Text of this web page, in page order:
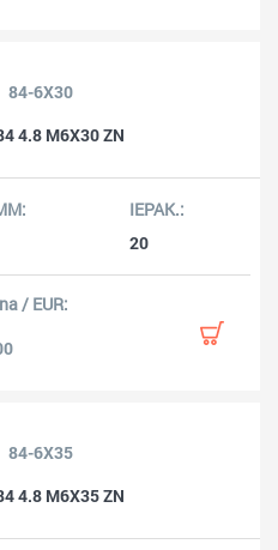
84-6X30
4.8 M6X30 ZN
20
84-6X35
4.8 M6X35 ZN